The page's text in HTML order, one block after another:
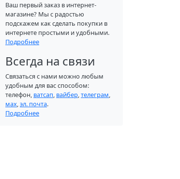
Ваш первый заказ в интернет-
магазине? Мы с радостью
подскажем как сделать покупки в
интернете простыми и удобными.
Подробнее
Всегда на связи
Связаться с нами можно любым
удобным для вас способом:
телефон, ватсап, вайбер,телеграм,
мах,эл. почта.
Подробнее